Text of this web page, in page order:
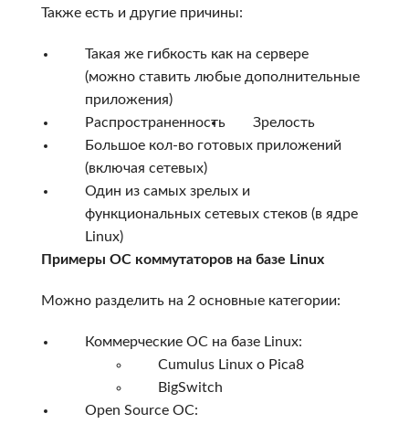
Также есть и другие причины:
Такая же гибкость как на сервере
(можно ставить любые дополнительные
приложения)
Распространенность
Зрелость
Большое кол-во готовых приложений
(включая сетевых)
Один из самых зрелых и
функциональных сетевых стеков (в ядре
Linux)
Примеры ОС коммутаторов на базе Linux
Можно разделить на 2 основные категории:
Коммерческие ОС на базе Linux:
Cumulus Linux o Pica8
BigSwitch
Open Source ОС: